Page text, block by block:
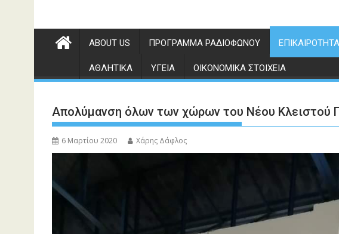
ABOUT US ΠΡΌΓΡΑΜΜΑ ΡΑΔΙΟΦΏΝΟΥ ΕΠΙΚΑΙΡΌΤΗΤΑ
ΑΘΛΗΤΙΚΆ ΥΓΕΊΑ ΟΙΚΟΝΟΜΙΚΆ ΣΤΟΙΧΕΊΑ
Απολύμανση όλων των χώρων του Νέου Κλειστού
6 Μαρτίου 2020 Χάρης Δάφλος